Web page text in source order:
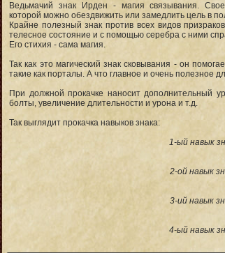
Ведьмачий знак Ирден - магия связывания.
которой можно обездвижить или замедлить цель в
Крайне полезный знак против всех видов
телесное состояние и с помощью серебра с ними
Его стихия - сама магия.
Так как это магический знак сковывания - он
такие как порталы. А что главное и очень полезное
При должной прокачке наносит дополнительный
болты, увеличение длительности и урона и т.д.
Так выглядит прокачка навыков знака:
1-ый навык
2-ой навык
3-ий навык
4-ый навык